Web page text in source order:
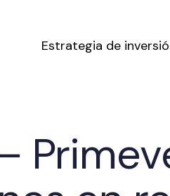
Estrategia de